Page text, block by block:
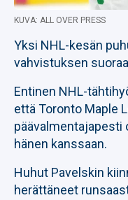
KUVA: ALL OVER PRESS
Yksi NHL-kesän
vahvistuksen
Entinen NHL-
että Toronto Maple
hänen kanssaan.
Huhut Pavelskin
herättäneet